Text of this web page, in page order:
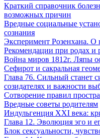
Краткий справочник
возможных причин
Вредные социальные
сознания
Эксперимент Розенхана. О
Рекомендации при родах и
Война миров 1812г. Ляпы
Сефирот и сакральная
Глава 76. Сильный станет
созидателях и важности
Сотворение правил
Вредные советы родителям
Индульгенция XXI века:
Глава 12. Эволюция эго и
Блок сексуальности,